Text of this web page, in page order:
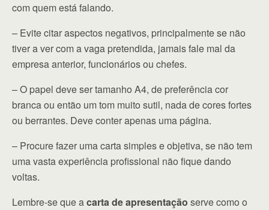
com quem está falando.
– Evite citar aspectos negativos, principalmente se não
tiver a ver com a vaga pretendida, jamais fale mal da
empresa anterior, funcionários ou chefes.
– O papel deve ser tamanho A4, de preferência cor
branca ou então um tom muito sutil, nada de cores fortes
ou berrantes. Deve conter apenas uma página.
– Procure fazer uma carta simples e objetiva, se não tem
uma vasta experiência profissional não fique dando
voltas.
Lembre-se que acarta de apresentação serve como o